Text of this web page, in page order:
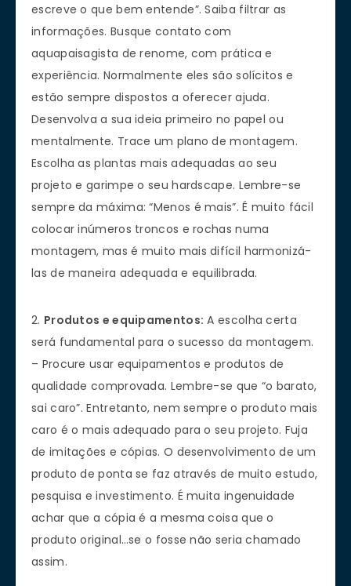
escreve o que bem entende”. Saiba filtrar as
informações. Busque contato com
aquapaisagista de renome, com prática e
experiência. Normalmente eles são solícitos e
estão sempre dispostos a oferecer ajuda.
Desenvolva a sua ideia primeiro no papel ou
mentalmente. Trace um plano de montagem.
Escolha as plantas mais adequadas ao seu
projeto e garimpe o seu hardscape. Lembre-se
sempre da máxima: “Menos é mais”. É muito fácil
colocar inúmeros troncos e rochas numa
montagem, mas é muito mais difícil harmonizá-
las de maneira adequada e equilibrada.
2. Produtos e equipamentos: A escolha certa
será fundamental para o sucesso da montagem.
– Procure usar equipamentos e produtos de
qualidade comprovada. Lembre-se que “o barato,
sai caro”. Entretanto, nem sempre o produto mais
caro é o mais adequado para o seu projeto. Fuja
de imitações e cópias. O desenvolvimento de um
produto de ponta se faz através de muito estudo,
pesquisa e investimento. É muita ingenuidade
achar que a cópia é a mesma coisa que o
produto original…se o fosse não seria chamado
assim.